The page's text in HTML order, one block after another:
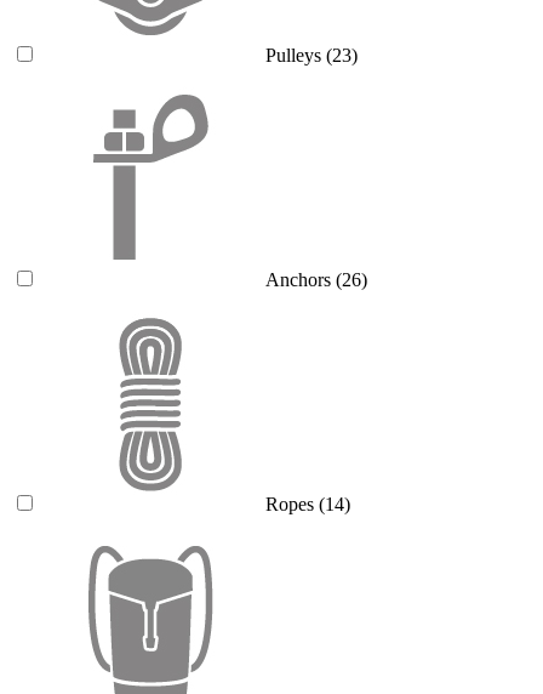
Pulleys (23)
Anchors (26)
Ropes (14)